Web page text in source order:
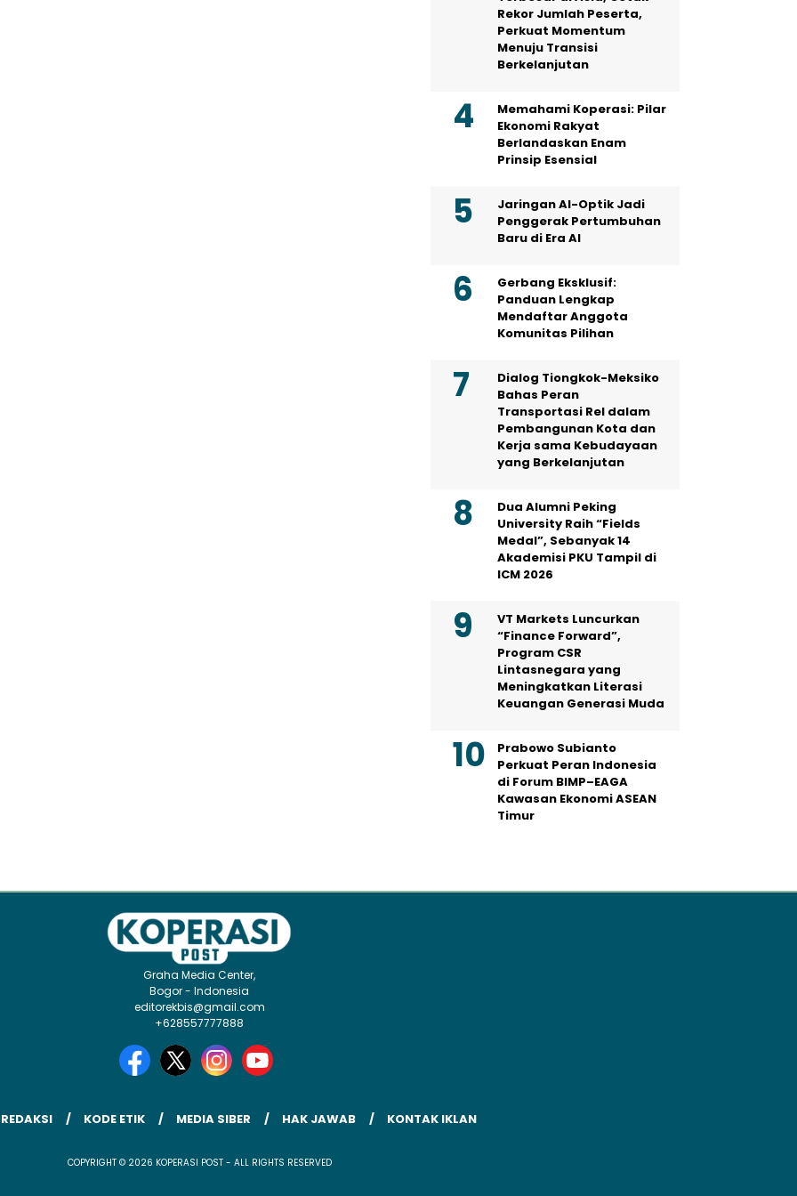
Rekor Jumlah Peserta,
Perkuat Momentum
Menuju Transisi
Berkelanjutan
Memahami Koperasi: Pilar
Ekonomi Rakyat
Berlandaskan Enam
Prinsip Esensial
Jaringan AI-Optik Jadi
Penggerak Pertumbuhan
Baru di Era AI
Gerbang Eksklusif:
Panduan Lengkap
Mendaftar Anggota
Komunitas Pilihan
Dialog Tiongkok-Meksiko
Bahas Peran
Transportasi Rel dalam
Pembangunan Kota dan
Kerja sama Kebudayaan
yang Berkelanjutan
Dua Alumni Peking
University Raih “Fields
Medal”, Sebanyak 14
Akademisi PKU Tampil di
ICM 2026
VT Markets Luncurkan
“Finance Forward”,
Program CSR
Lintasnegara yang
Meningkatkan Literasi
Keuangan Generasi Muda
Prabowo Subianto
Perkuat Peran Indonesia
di Forum BIMP–EAGA
Kawasan Ekonomi ASEAN
Timur
Graha Media Center,
Bogor - Indonesia
editorekbis@gmail.com
+628557777888
KODE ETIK MEDIA SIBER HAK JAWAB KONTAK IKLAN
COPYRIGHT © 2026 KOPERASI POST - ALL RIGHTS RESERVED